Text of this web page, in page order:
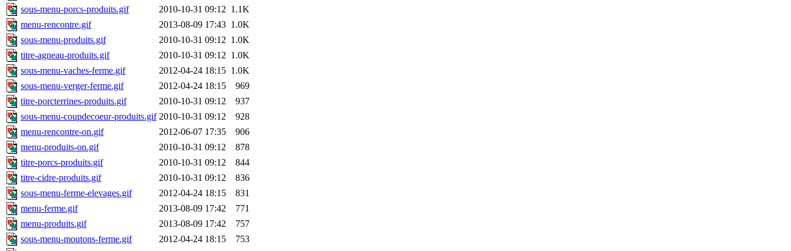
sous-menu-porcs-produits.gif
2010-10-31 09:12 1.1K
menu-rencontre.gif
2013-08-09 17:43 1.0K
sous-menu-produits.gif
2010-10-31 09:12 1.0K
titre-agneau-produits.gif
2010-10-31 09:12 1.0K
sous-menu-vaches-ferme.gif
2012-04-24 18:15 1.0K
sous-menu-verger-ferme.gif
2012-04-24 18:15
969
titre-porcterrines-produits.gif
2010-10-31 09:12
937
sous-menu-coupdecoeur-produits.gif 2010-10-31 09:12
928
menu-rencontre-on.gif
2012-06-07 17:35
906
menu-produits-on.gif
2010-10-31 09:12
878
titre-porcs-produits.gif
2010-10-31 09:12
844
titre-cidre-produits.gif
2010-10-31 09:12
836
sous-menu-ferme-elevages.gif
2012-04-24 18:15
831
menu-ferme.gif
2013-08-09 17:42
771
menu-produits.gif
2013-08-09 17:42
757
sous-menu-moutons-ferme.gif
2012-04-24 18:15
753